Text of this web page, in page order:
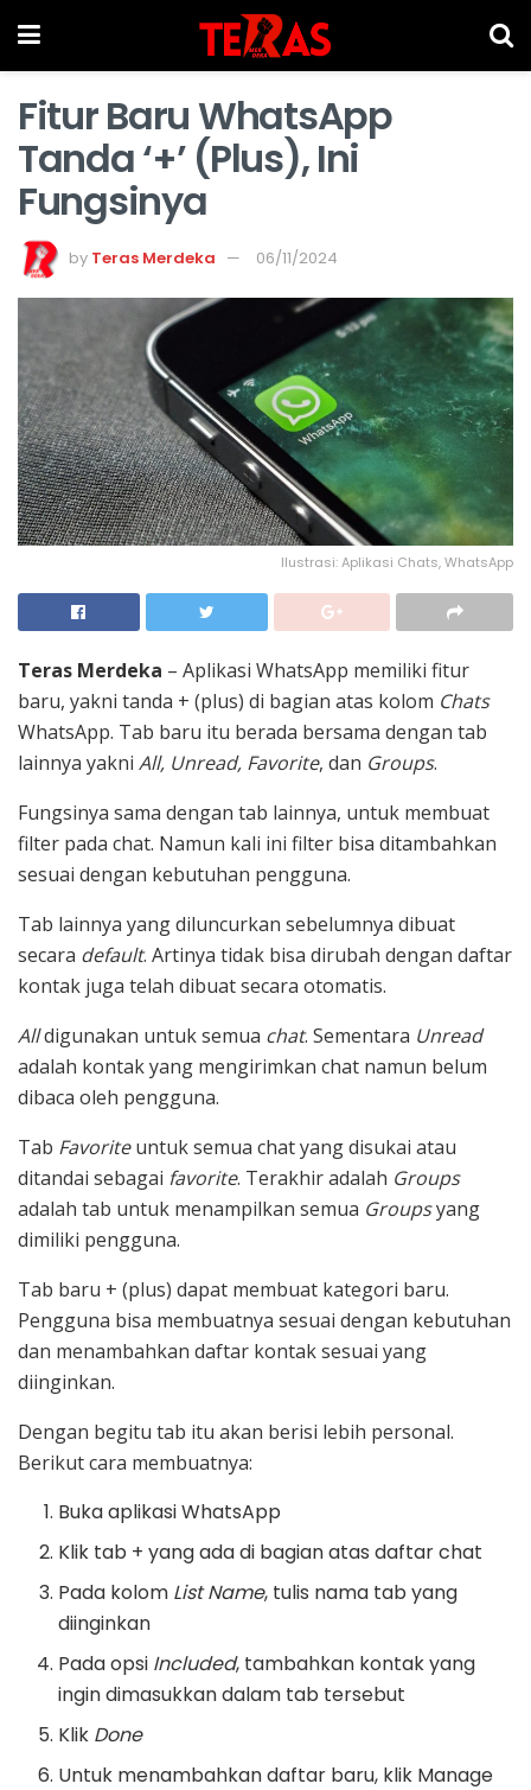
Fitur Baru WhatsApp
Tanda ‘+’ (Plus), Ini
Fungsinya
by Teras Merdeka 06/11/2024
Ilustrasi: Aplikasi Chats, WhatsApp
Teras Merdeka – Aplikasi WhatsApp memiliki fitur
baru, yakni tanda + (plus) di bagian atas kolom Chats
WhatsApp. Tab baru itu berada bersama dengan tab
lainnya yakni All, Unread, Favorite, dan Groups.
Fungsinya sama dengan tab lainnya, untuk membuat
filter pada chat. Namun kali ini filter bisa ditambahkan
sesuai dengan kebutuhan pengguna.
Tab lainnya yang diluncurkan sebelumnya dibuat
secara default. Artinya tidak bisa dirubah dengan daftar
kontak juga telah dibuat secara otomatis.
Alldigunakan untuk semua chat. Sementara Unread
adalah kontak yang mengirimkan chat namun belum
dibaca oleh pengguna.
Tab Favoriteuntuk semua chat yang disukai atau
ditandai sebagai favorite. Terakhir adalah Groups
adalah tab untuk menampilkan semua Groupsyang
dimiliki pengguna.
Tab baru + (plus) dapat membuat kategori baru.
Pengguna bisa membuatnya sesuai dengan kebutuhan
dan menambahkan daftar kontak sesuai yang
diinginkan.
Dengan begitu tab itu akan berisi lebih personal.
Berikut cara membuatnya:
Buka aplikasi WhatsApp
Klik tab + yang ada di bagian atas daftar chat
Pada kolom List Name, tulis nama tab yang
diinginkan
Pada opsi Included, tambahkan kontak yang
ingin dimasukkan dalam tab tersebut
Klik Done
Untuk menambahkan daftar baru, klik Manage